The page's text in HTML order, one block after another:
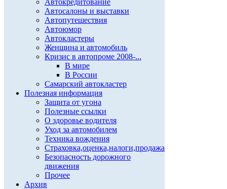
Автокредитование
Автосалоны и выставки
Автопутешествия
Автоюмор
Автокластеры
Женщина и автомобиль
Кризис в автопроме 2008-...
В мире
В России
Самарский автокластер
Полезная информация
Защита от угона
Полезные ссылки
О здоровье водителя
Уход за автомобилем
Техника вождения
Страховка,оценка,налоги,продажа
Безопасность дорожного
движения
Прочее
Архив